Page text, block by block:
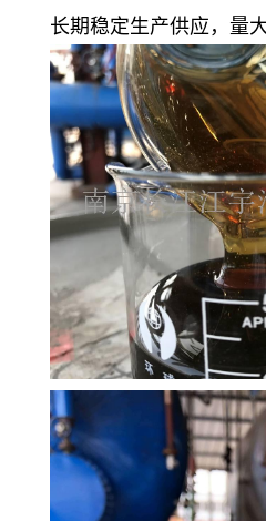
长期稳定生产供应，量